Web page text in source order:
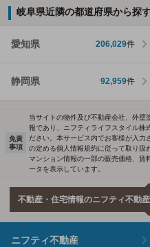
岐阜県近隣の都道府県から探
愛知県 206,029件
静岡県 92,959件
免責
事項
当サイトの物件及び不動産会社、外壁
報であり、ニフティライフスタイル株
ださい。本サービス内でお客様が入力
の定める個人情報規約に従って取り扱
マンション情報の一部の販売価格、賃
ータを表示しています。
不動産・住宅情報のニフティ不動産
ニフティ不動産